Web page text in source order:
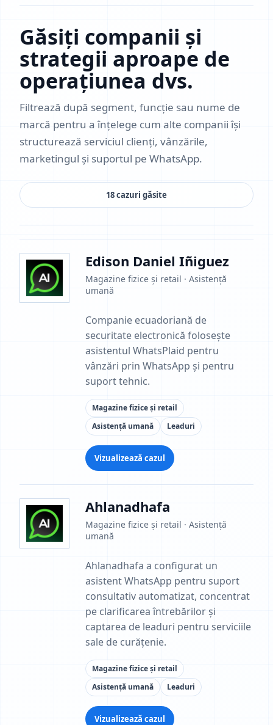
Găsiți companii și
strategii aproape de
operațiunea dvs.
Filtrează după segment, funcție sau nume de
marcă pentru a înțelege cum alte companii își
structurează serviciul clienți, vânzările,
marketingul și suportul pe WhatsApp.
18 cazuri găsite
Edison Daniel Iñiguez
Magazine fizice și retail · Asistență
umană
Companie ecuadoriană de
securitate electronică folosește
asistentul WhatsPlaid pentru
vânzări prin WhatsApp și pentru
suport tehnic.
Magazine fizice și retail
Asistență umană
Leaduri
Vizualizează cazul
Ahlanadhafa
Magazine fizice și retail · Asistență
umană
Ahlanadhafa a configurat un
asistent WhatsApp pentru suport
consultativ automatizat, concentrat
pe clarificarea întrebărilor și
captarea de leaduri pentru serviciile
sale de curățenie.
Magazine fizice și retail
Asistență umană
Leaduri
Vizualizează cazul